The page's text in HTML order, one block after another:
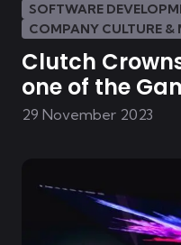
SOFTWARE
COMPANY CULTURE &
Clutch
one of the
Mobile- &
29 November 2023